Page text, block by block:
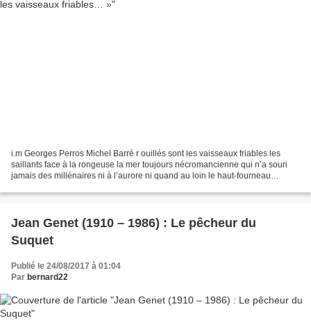
i.m Georges Perros Michel Barré r ouillés sont les vaisseaux friables les
saillants face à la rongeuse la mer toujours nécromancienne qui n’a souri
jamais des millénaires ni à l’aurore ni quand au loin le haut-fourneau
Jean Genet (1910 – 1986) : Le pêcheur du
Suquet
Publié le 24/08/2017 à 01:04
Par bernard22